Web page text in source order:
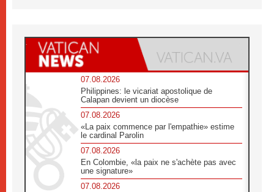
07.08.2026
Philippines: le vicariat apostolique de
Calapan devient un diocèse
07.08.2026
«La paix commence par l'empathie» estime
le cardinal Parolin
07.08.2026
En Colombie, «la paix ne s'achète pas avec
une signature»
07.08.2026